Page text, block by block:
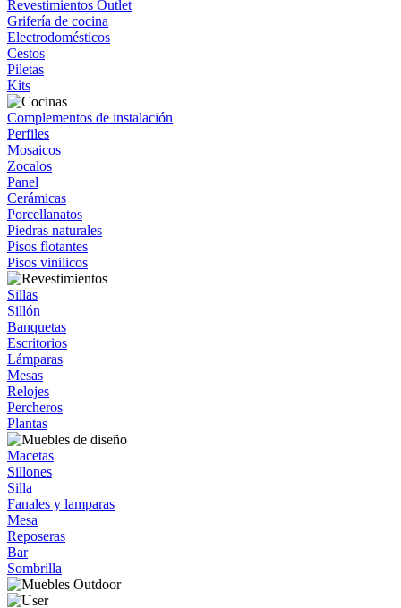
Revestimientos Outlet
Grifería de cocina
Electrodomésticos
Cestos
Piletas
Kits
Complementos de instalación
Perfiles
Mosaicos
Zocalos
Panel
Cerámicas
Porcellanatos
Piedras naturales
Pisos flotantes
Pisos vinilicos
Sillas
Sillón
Banquetas
Escritorios
Lámparas
Mesas
Relojes
Percheros
Plantas
Macetas
Sillones
Silla
Fanales y lamparas
Mesa
Reposeras
Bar
Sombrilla